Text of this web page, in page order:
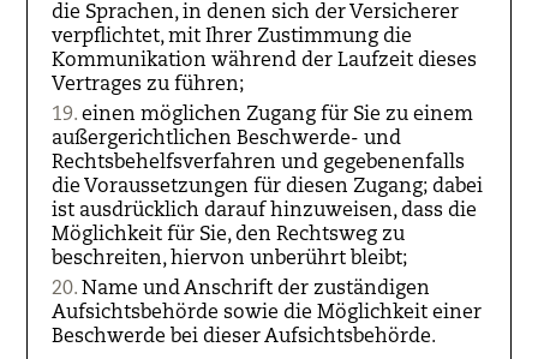
die Sprachen, in denen sich der Versicherer
verpflichtet, mit Ihrer Zustimmung die
Kommunikation während der Laufzeit dieses
Vertrages zu führen;
einen möglichen Zugang für Sie zu einem
außergerichtlichen Beschwerde- und
Rechtsbehelfsverfahren und gegebenenfalls
die Voraussetzungen für diesen Zugang; dabei
ist ausdrücklich darauf hinzuweisen, dass die
Möglichkeit für Sie, den Rechtsweg zu
beschreiten, hiervon unberührt bleibt;
Name und Anschrift der zuständigen
Aufsichtsbehörde sowie die Möglichkeit einer
Beschwerde bei dieser Aufsichtsbehörde.